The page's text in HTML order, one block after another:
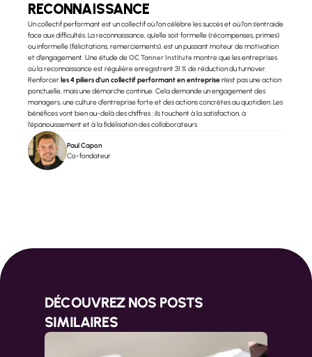
RECONNAISSANCE
Un collectif performant est un collectif où l’on célèbre les succès et où l’on s’entraide
face aux difficultés. La reconnaissance, qu’elle soit formelle (récompenses, primes)
ou informelle (félicitations, remerciements), est un puissant moteur de motivation
et d’engagement. Une étude de OC Tanner Institutemontre que les entreprises
où la reconnaissance est régulière enregistrent 31 % de réduction du turnover.
Renforcer les 4 piliers d’un collectif performant en entreprise n’est pas une action
ponctuelle, mais une démarche continue. Cela demande un engagement des
managers, une culture d’entreprise forte et des actions concrètes au quotidien. Les
bénéfices vont bien au-delà des chiffres : ils touchent à la satisfaction, à
l’épanouissement et à la fidélisation des collaborateurs
Paul Capon
Co-fondateur
DÉCOUVREZ NOS POSTS
SIMILAIRES